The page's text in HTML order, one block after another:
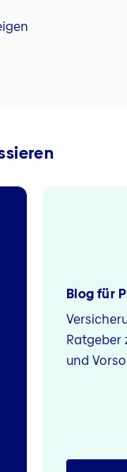
Blog für
Ratgeber
und